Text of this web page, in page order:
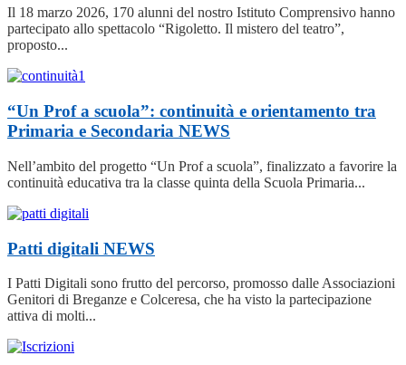
Il 18 marzo 2026, 170 alunni del nostro Istituto Comprensivo hanno
partecipato allo spettacolo “Rigoletto. Il mistero del teatro”,
proposto...
“Un Prof a scuola”: continuità e orientamento tra
Primaria e Secondaria NEWS
Nell’ambito del progetto “Un Prof a scuola”, finalizzato a favorire la
continuità educativa tra la classe quinta della Scuola Primaria...
Patti digitali NEWS
I Patti Digitali sono frutto del percorso, promosso dalle Associazioni
Genitori di Breganze e Colceresa, che ha visto la partecipazione
attiva di molti...